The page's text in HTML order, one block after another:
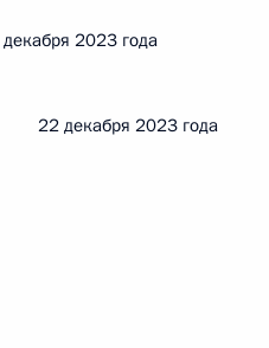
2023 года
2023 года